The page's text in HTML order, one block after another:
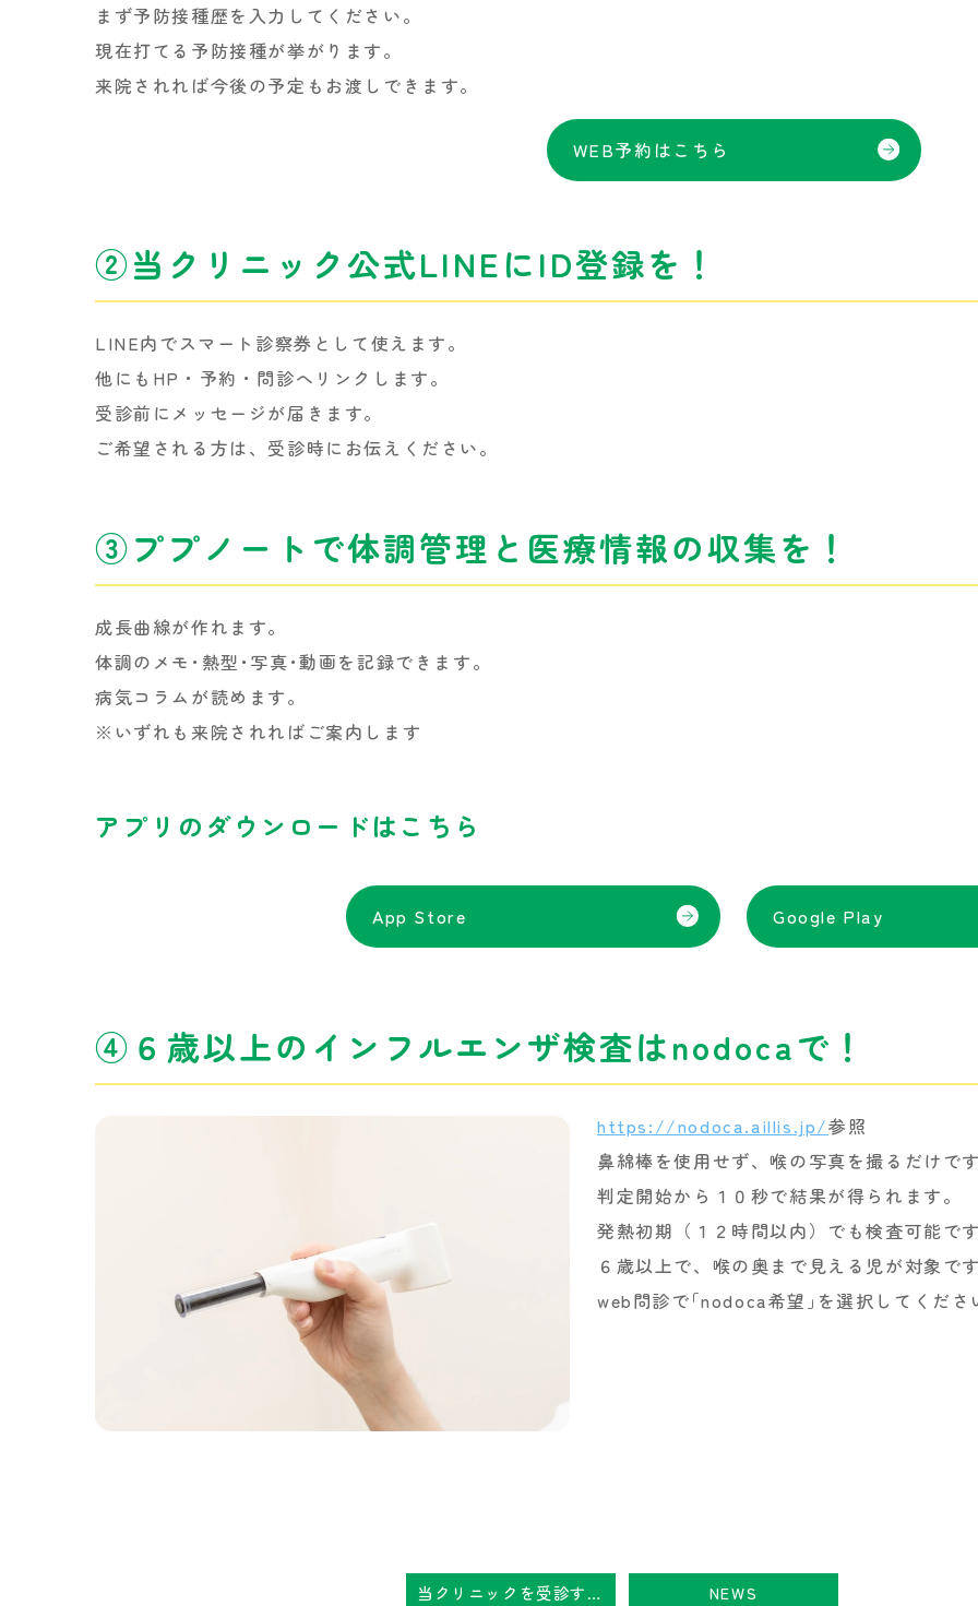
まず予防接種歴を入力してください。
現在打てる予防接種が挙がります。
来院されれば今後の予定もお渡しできます。
WEB予約はこちら
②当クリニック公式LINEにID登録を！
LINE内でスマート診察券として使えます。
他にもHP・予約・問診へリンクします。
受診前にメッセージが届きます。
ご希望される方は、受診時にお伝えください。
③ププノートで体調管理と医療情報の収集を！
成長曲線が作れます。
体調のメモ･熱型･写真･動画を記録できます。
病気コラムが読めます。
※いずれも来院されればご案内します
アプリのダウンロードはこちら
App Store Google Play
④６歳以上のインフルエンザ検査はnodocaで！
https://nodoca.aillis.jp/参照
鼻綿棒を使用せず、喉の写真を撮るだけです
判定開始から１０秒で結果が得られます。
発熱初期（１２時間以内）でも検査可能です
６歳以上で、喉の奥まで見える児が対象です
web問診で｢nodoca希望｣を選択してくださ
当クリニックを受診するまでの手順について NEWS